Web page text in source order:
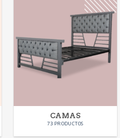
CAMAS
73 PRODUCTOS